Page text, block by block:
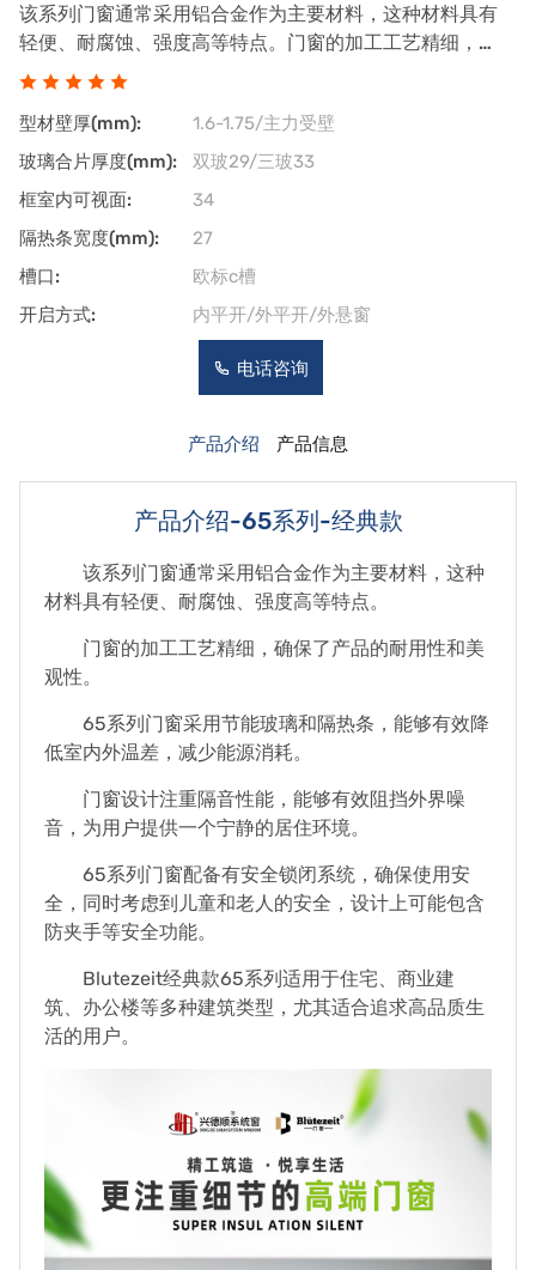
该系列门窗通常采用铝合金作为主要材料，这种材料具有
轻便、耐腐蚀、强度高等特点。门窗的加工工艺精细，确
保了产品的耐用性和美观性。65系列门窗采用节能玻璃和
设计注重隔音性能，能够有效阻挡外界噪音
型材壁厚(mm):
1.6-1.75/主力受壁
玻璃合片厚度(mm):
双玻29/三玻33
框室内可视面:
34
隔热条宽度(mm):
27
槽口:
欧标c槽
开启方式:
内平开/外平开/外悬窗
电话咨询
产品介绍 产品信息
产品介绍-65系列-经典款
该系列门窗通常采用铝合金作为主要材料，这种
材料具有轻便、耐腐蚀、强度高等特点。
门窗的加工工艺精细，确保了产品的耐用性和美
观性。
65系列门窗采用节能玻璃和隔热条，能够有效降
低室内外温差，减少能源消耗。
门窗设计注重隔音性能，能够有效阻挡外界噪
音，为用户提供一个宁静的居住环境。
65系列门窗配备有安全锁闭系统，确保使用安
全，同时考虑到儿童和老人的安全，设计上可能包含
防夹手等安全功能。
Blutezeit经典款65系列适用于住宅、商业建
筑、办公楼等多种建筑类型，尤其适合追求高品质生
活的用户。